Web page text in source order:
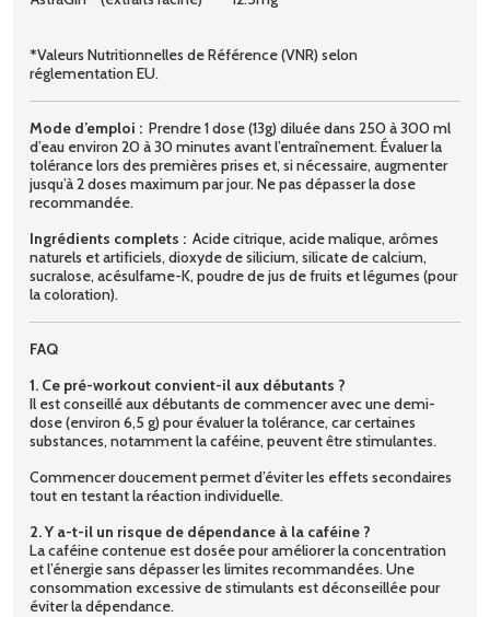
*Valeurs Nutritionnelles de Référence (VNR) selon
réglementation EU.
Mode d’emploi : Prendre 1 dose (13g) diluée dans 250 à 300 ml
d’eau environ 20 à 30 minutes avant l’entraînement. Évaluer la
tolérance lors des premières prises et, si nécessaire, augmenter
jusqu’à 2 doses maximum par jour. Ne pas dépasser la dose
recommandée.
Ingrédients complets : Acide citrique, acide malique, arômes
naturels et artificiels, dioxyde de silicium, silicate de calcium,
sucralose, acésulfame-K, poudre de jus de fruits et légumes (pour
la coloration).
FAQ
1. Ce pré-workout convient-il aux débutants ?
Il est conseillé aux débutants de commencer avec une demi-
dose (environ 6,5 g) pour évaluer la tolérance, car certaines
substances, notamment la caféine, peuvent être stimulantes.
Commencer doucement permet d’éviter les effets secondaires
tout en testant la réaction individuelle.
2. Y a-t-il un risque de dépendance à la caféine ?
La caféine contenue est dosée pour améliorer la concentration
et l’énergie sans dépasser les limites recommandées. Une
consommation excessive de stimulants est déconseillée pour
éviter la dépendance.